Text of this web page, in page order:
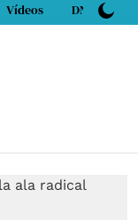
Vídeos DN Sport